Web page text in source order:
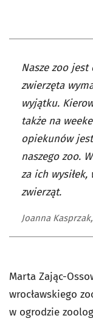
Nasze zoo jest
zwierzęta
wyjątku.
także na
opiekunów
naszego zoo.
za ich
zwierząt.
Joanna
Marta Zając-
wrocławskiego
w ogrodzie